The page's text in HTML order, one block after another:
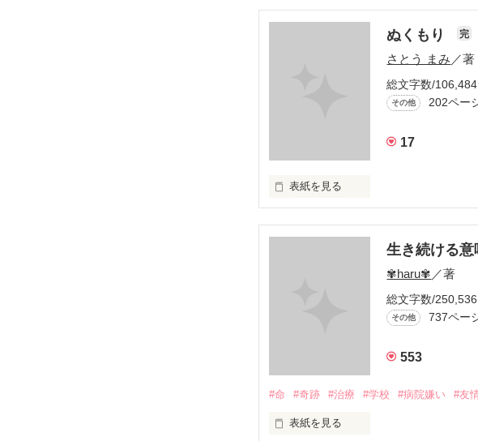
ぬくもり 完
さとう まみ ／著
総文字数/106,484
その他 202ペー
17
表紙を見る
私には、あなたの母親になる資格はあ
生き続ける意
✾haru✾ ／著
総文字数/250,536
その他 737ペー
553
#命 #奇跡 #治療 #学校 #病院嫌い #友
表紙を見る